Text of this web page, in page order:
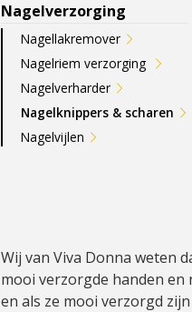
Nagelverzorging
Nagellakremover
Nagelriem verzorging
Nagelverharder
Nagelknippers & scharen
Nagelvijlen
Wij van Viva Donna weten
mooi verzorgde handen en
en als ze mooi verzorgd